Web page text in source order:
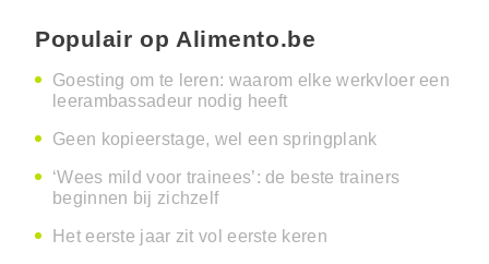
Populair op Alimento.be
Goesting om te leren: waarom elke werkvloer een
leerambassadeur nodig heeft
Geen kopieerstage, wel een springplank
‘Wees mild voor trainees’: de beste trainers
beginnen bij zichzelf
Het eerste jaar zit vol eerste keren